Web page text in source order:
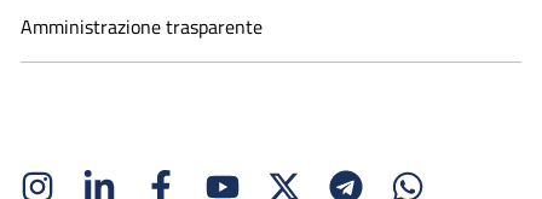
Amministrazione trasparente